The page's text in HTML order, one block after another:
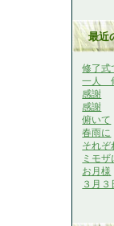
最近
修了式
一人
感謝
感謝
俯いて
春雨に
それぞ
ミモザ
お月様
３月３